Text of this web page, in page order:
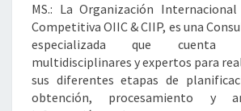
MS.: La Organización
Competitiva OIIC & CIIP, es una
especializada que cuenta
multidisciplinares y expertos para
sus diferentes etapas de
obtención, procesamiento y